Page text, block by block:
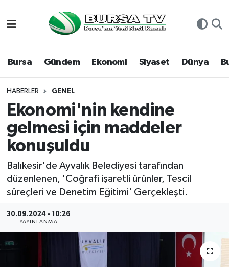
Bursa Gündem Ekonomi Siyaset Dünya
HABERLER GENEL
Ekonomi'nin kendine
gelmesi için maddeler
konuşuldu
Balıkesir'de Ayvalık Belediyesi tarafından
düzenlenen, 'Coğrafi işaretli ürünler, Tescil
süreçleri ve Denetim Eğitimi' Gerçekleşti.
30.09.2024 - 10:26
YAYINLANMA
Bursa
Dünya
Eğitim
Ekonomi
Genel
Gündem
Magazin
Hava Durumu
Namaz Vakitleri
Trafik Durumu
Süper Lig Puan Durumu ve Fikstür
Tüm Manşetler
Son Dakika Haberleri
Haber Arşivi